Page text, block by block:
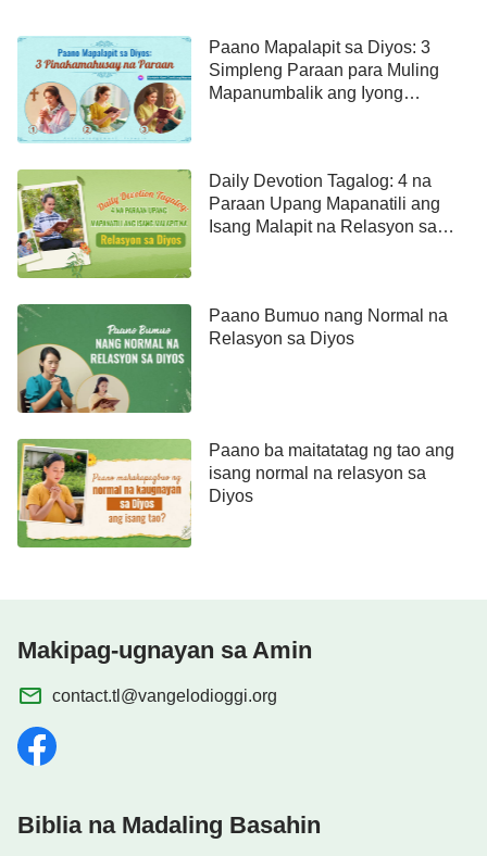
Paano Mapalapit sa Diyos: 3
Simpleng Paraan para Muling
Mapanumbalik ang Iyong
Daily Devotion Tagalog: 4 na
Paraan Upang Mapanatili ang
Isang Malapit na Relasyon sa
Paano Bumuo nang Normal na
Relasyon sa Diyos
Paano ba maitatatag ng tao ang
isang normal na relasyon sa
Diyos
Makipag-ugnayan sa Amin
contact.tl@vangelodioggi.org
Biblia na Madaling Basahin